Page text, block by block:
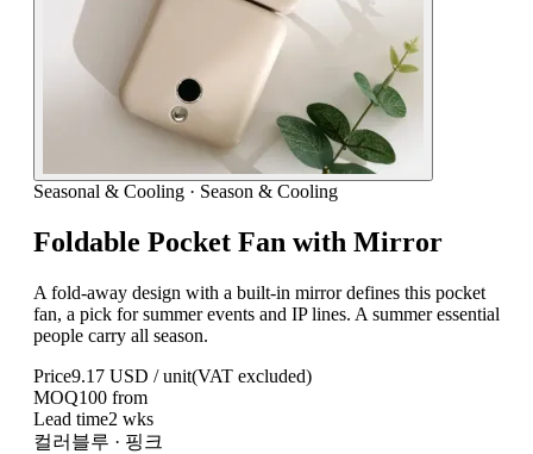
Seasonal & Cooling · Season & Cooling
Foldable Pocket Fan with Mirror
A fold-away design with a built-in mirror defines this pocket
fan, a pick for summer events and IP lines. A summer essential
people carry all season.
Price9.17 USD / unit(VAT excluded)
MOQ100 from
Lead time2 wks
컬러 블루 · 핑크